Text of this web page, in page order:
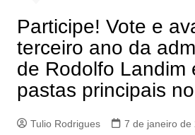
Participe! Vote e
terceiro ano da
de Rodolfo Landim
pastas principais
Tulio Rodrigues
7 de janeiro de